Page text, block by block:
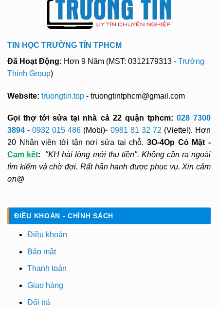
TIN HỌC TRƯỜNG TÍN TPHCM
Đã Hoạt Động: Hơn 9 Năm (MST: 0312179313 - Trường
Thịnh Group)
Website: truongtin.top - truongtintphcm@gmail.com
Gọi thợ tới sửa tại nhà cả 22 quận tphcm: 028 7300
3894-0932 015 486 (Mobi)- 0981 81 32 72 (Viettel). Hơn
20 Nhân viên tới tận nơi sửa tại chỗ. 3O-4Op Có Mặt -
Cam kết:
"KH hài lòng mới thu tiền". Không cần ra ngoài
tìm kiếm và chờ đợi. Rất hân hạnh được phục vụ. Xin cảm
ơn@
ĐIỀU KHOẢN - CHÍNH SÁCH
Điều khoản
Bảo mật
Thanh toán
Giao hàng
Đổi trả